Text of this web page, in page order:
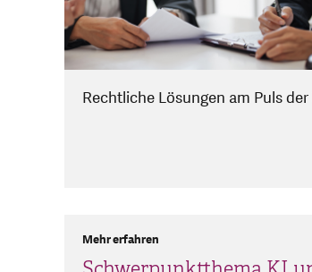
Rechtliche Lösungen am Puls
Mehr erfahren